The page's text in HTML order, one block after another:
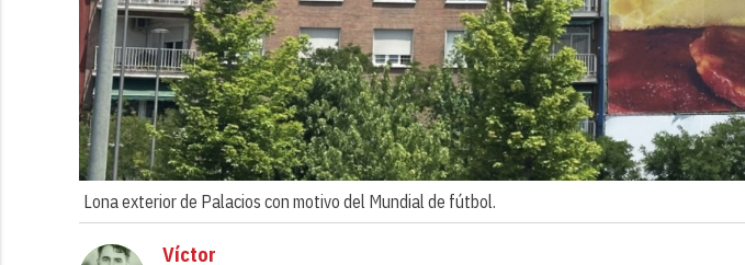
Lona exterior de Palacios con motivo del Mundial de fútbol.
Víctor